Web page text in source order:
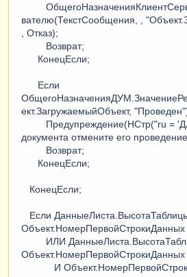
вателю(ТекстСообщения, ,
, Отказ);
Возврат;
КонецЕсли;
Если
ект.ЗагружаемыйОбъект,
Предупреждение(НСтр("ru =
документа отмените его
Возврат;
КонецЕсли;
КонецЕсли;
Если
Объект.НомерПервойСтрокиДанных
ИЛИ
Объект.НомерПервойСтрокиДанных
И